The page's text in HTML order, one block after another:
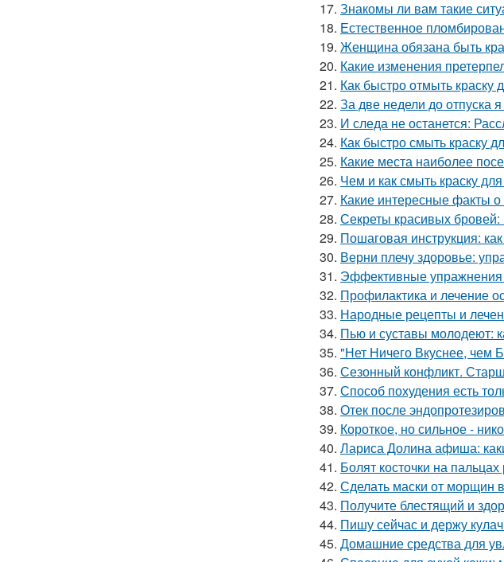
17. Знакомы ли вам такие
18. Естественное
19. Женщина обязана быть
20. Какие изменения
21. Как быстро отмыть
22. За две недели до отпуска
23. И следа не останется:
24. Как быстро смыть краску
25. Какие места наиболее
26. Чем и как смыть краску
27. Какие интересные факты о
28. Секреты красивых
29. Пошаговая инструкция:
30. Верни плечу здоровье:
31. Эффективные упражнения
32. Профилактика и лечение
33. Народные рецепты и
34. Пью и суставы молодеют:
35. "Нет Ничего Вкуснее, чем
36. Сезонный конфликт.
37. Способ похудения есть
38. Отек после
39. Короткое, но сильное -
40. Лариса Долина афиша:
41. Болят косточки на
42. Сделать маски от морщин
43. Получите блестящий и
44. Пишу сейчас и держу
45. Домашние средства для